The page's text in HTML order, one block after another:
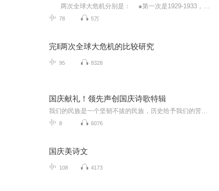
78 5万
完‖两次全球大危机的比较研究
95 8328
国庆献礼！领先声创国庆诗歌特辑
8 6076
国庆美诗文
108 4173